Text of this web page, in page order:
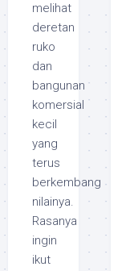
melihat
deretan
ruko
dan
bangunan
komersial
kecil
yang
terus
berkembang
nilainya.
Rasanya
ingin
ikut